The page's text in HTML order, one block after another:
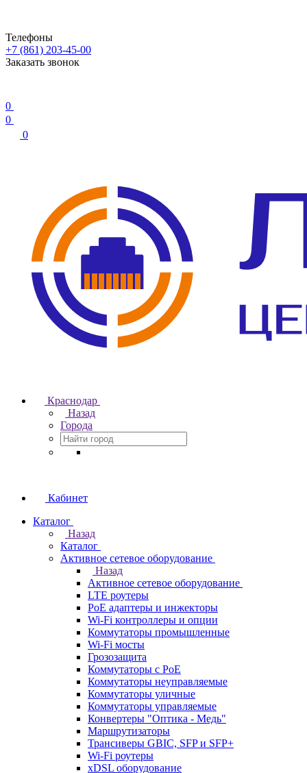
Телефоны
+7 (861) 203-45-00
Заказать звонок
0
0
0
Краснодар
Назад
Города
Кабинет
Каталог
Назад
Каталог
Активное сетевое оборудование
Назад
Активное сетевое оборудование
LTE роутеры
PoE адаптеры и инжекторы
Wi-Fi контроллеры и опции
Коммутаторы промышленные
Wi-Fi мосты
Грозозащита
Коммутаторы c PoE
Коммутаторы неуправляемые
Коммутаторы уличные
Коммутаторы управляемые
Конвертеры "Оптика - Медь"
Маршрутизаторы
Трансиверы GBIC, SFP и SFP+
Wi-Fi роутеры
xDSL оборудование